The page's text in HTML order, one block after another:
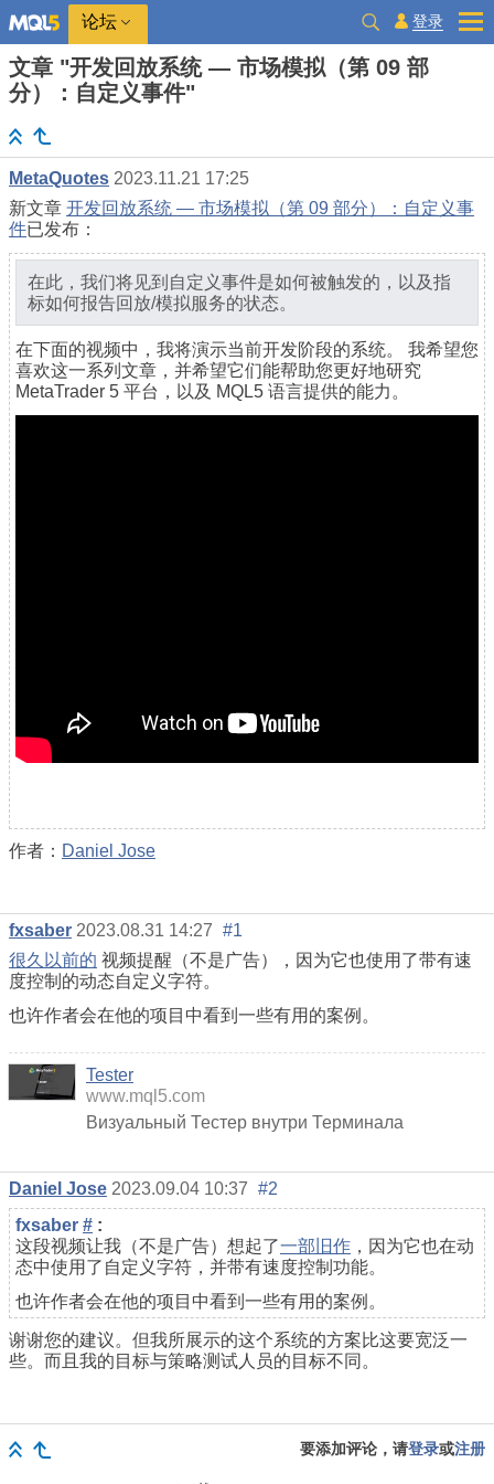
论坛 登录
文章 "开发回放系统 — 市场模拟（第 09 部
分）：自定义事件"
MetaQuotes 2023.11.21 17:25
新文章 开发回放系统 — 市场模拟（第 09 部分）：自定义事
件已发布：
在此，我们将见到自定义事件是如何被触发的，以及指
标如何报告回放/模拟服务的状态。
在下面的视频中，我将演示当前开发阶段的系统。 我希望您
喜欢这一系列文章，并希望它们能帮助您更好地研究
MetaTrader 5 平台，以及 MQL5 语言提供的能力。
作者： Daniel Jose
fxsaber 2023.08.31 14:27 #1
很久以前的 视频提醒（不是广告），因为它也使用了带有速
度控制的动态自定义字符。
也许作者会在他的项目中看到一些有用的案例。
Tester
www.mql5.com
Визуальный Тестер внутри Терминала
Daniel Jose 2023.09.04 10:37 #2
fxsaber # :
这段视频让我（不是广告）想起了一部旧作 ，因为它也在动
态中使用了自定义字符，并带有速度控制功能。
也许作者会在他的项目中看到一些有用的案例。
谢谢您的建议。但我所展示的这个系统的方案比这要宽泛一
些。而且我的目标与策略测试人员的目标不同。
要添加评论，请登录或注册